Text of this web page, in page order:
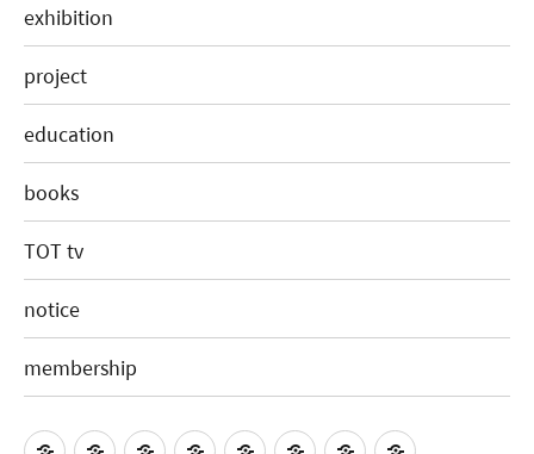
exhibition
project
education
books
TOT tv
notice
membership